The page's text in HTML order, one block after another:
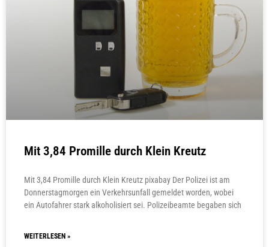
Mit 3,84 Promille durch Klein Kreutz
Mit 3,84 Promille durch Klein Kreutz pixabay Der Polizei ist am
Donnerstagmorgen ein Verkehrsunfall gemeldet worden, wobei
ein Autofahrer stark alkoholisiert sei. Polizeibeamte begaben sich
WEITERLESEN »